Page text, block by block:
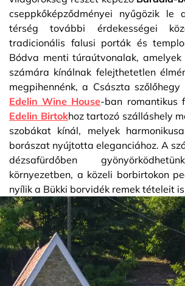
cseppkőképződményei nyűgözik
térség további érdekességei
tradicionális falusi porták és
Bódva menti túraútvonalak,
számára kínálnak felejthetetlen
megpihennénk, a Császta
Edelin Wine House-ban romantikus
Edelin Birtokhoz tartozó szálláshely
szobákat kínál, melyek
borászat nyújtotta eleganciához. A
dézsafürdőben
környezetben, a közeli borbirtokon
nyílik a Bükki borvidék remek tételeit